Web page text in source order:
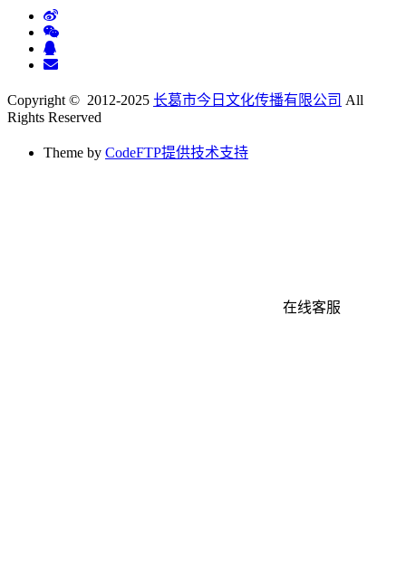
Copyright © 2012-2025 长葛市今日文化传播有限公司 All
Rights Reserved
Theme by CodeFTP提供技术支持
在线客服